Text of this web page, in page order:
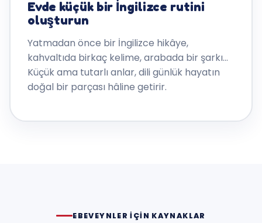
Evde küçük bir İngilizce rutini
oluşturun
Yatmadan önce bir İngilizce hikâye,
kahvaltıda birkaç kelime, arabada bir şarkı…
Küçük ama tutarlı anlar, dili günlük hayatın
doğal bir parçası hâline getirir.
EBEVEYNLER IÇIN KAYNAKLAR